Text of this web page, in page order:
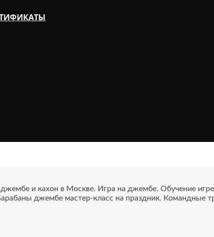
и кахон в Москве. Игра на джембе. Обучение
джембе мастер-класс на праздник. Командные